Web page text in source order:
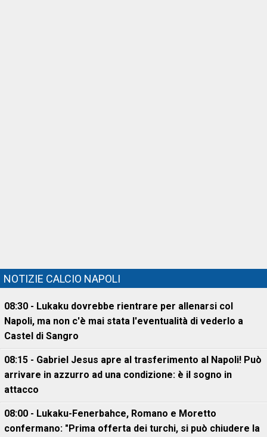
NOTIZIE CALCIO NAPOLI
08:30 - Lukaku dovrebbe rientrare per allenarsi col
Napoli, ma non c'è mai stata l'eventualità di vederlo a
Castel di Sangro
08:15 - Gabriel Jesus apre al trasferimento al Napoli! Può
arrivare in azzurro ad una condizione: è il sogno in
attacco
08:00 - Lukaku-Fenerbahce, Romano e Moretto
confermano: "Prima offerta dei turchi, si può chiudere la